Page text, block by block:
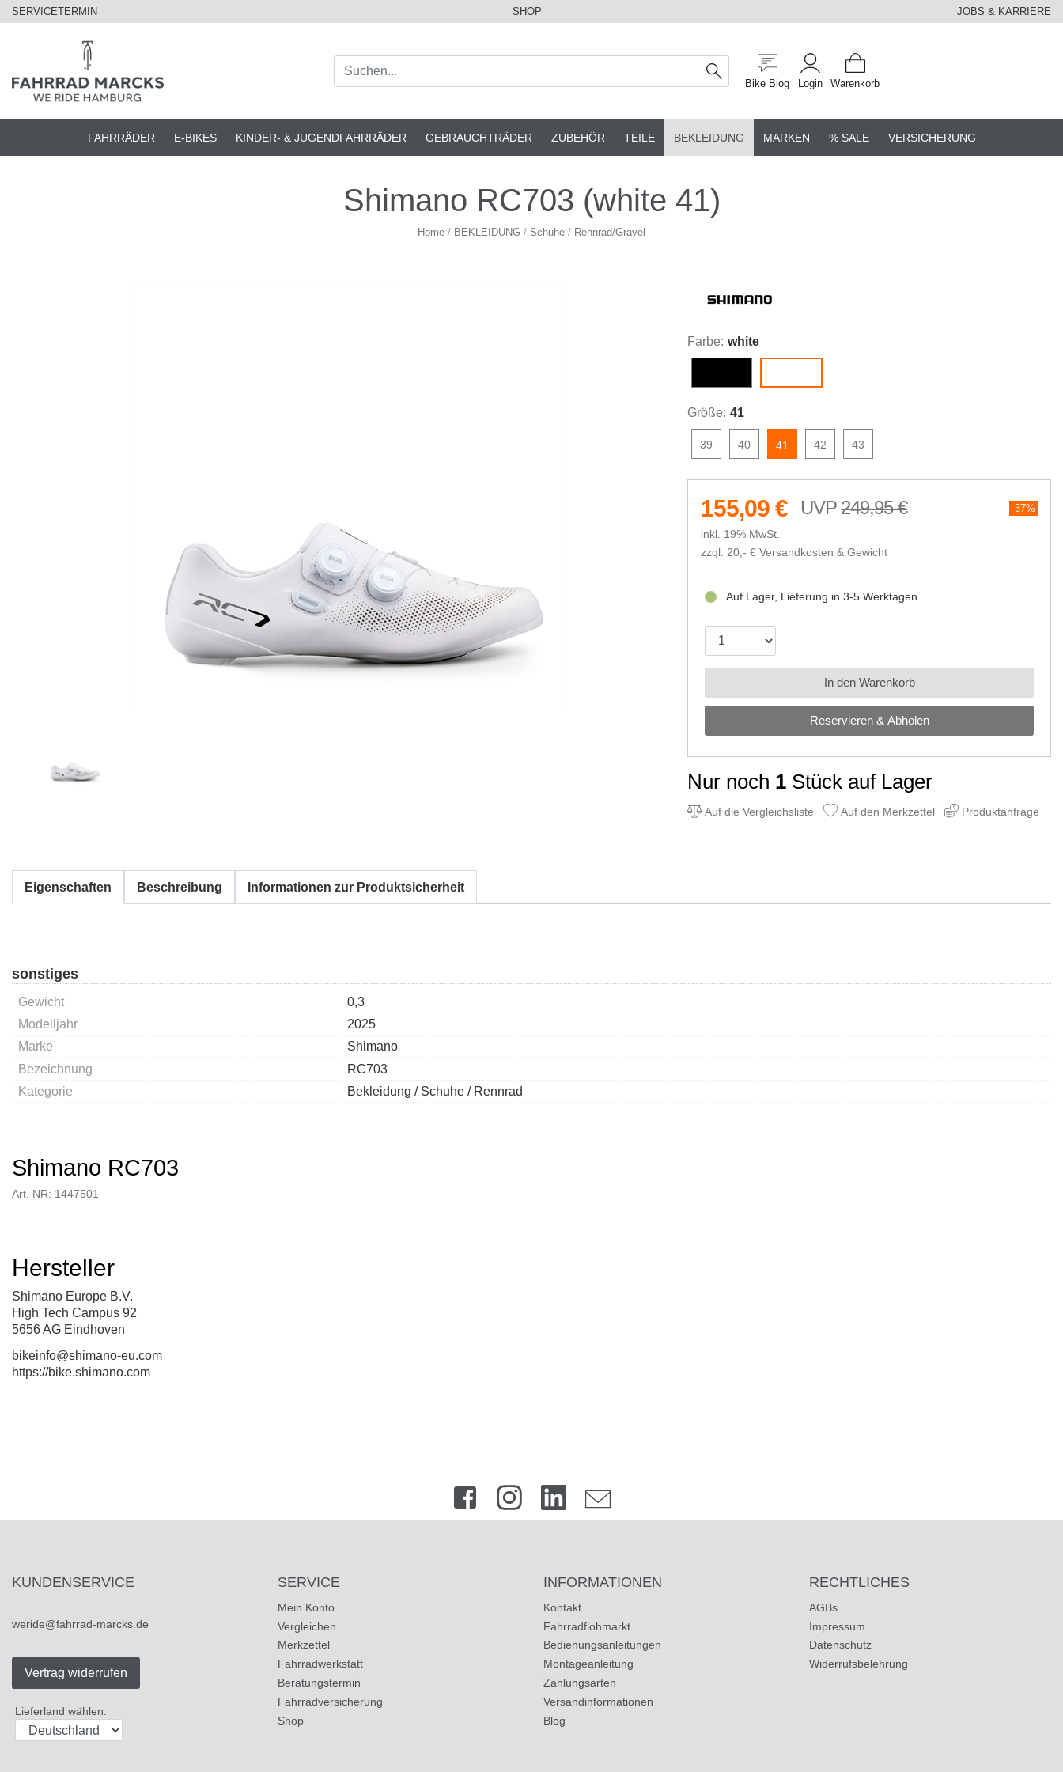
SERVICETERMIN SHOP JOBS & KARRIERE
Bike Blog Login Warenkorb
FAHRRÄDER E-BIKES KINDER- & JUGENDFAHRRÄDER GEBRAUCHTRÄDER ZUBEHÖR TEILE BEKLEIDUNG MARKEN % SALE VERSICHERUNG
Shimano RC703 (white 41)
Home / BEKLEIDUNG / Schuhe / Rennrad/Gravel
Farbe: white
Größe: 41
39 40 41 42 43
249,95 € 37%
155,09 €
inkl. 19% MwSt.
zzgl. 20,- € Versandkosten & Gewicht
Reservieren & Abholen
Auf Lager, Lieferung in 3-5 Werktagen
In den Warenkorb
Nur noch 1 Stück auf Lager
Auf die Vergleichsliste Auf den Merkzettel Produktanfrage
Eigenschaften Beschreibung Informationen zur Produktsicherheit
sonstiges
Gewicht
0,3
Modelljahr
2025
Marke
Shimano
Bezeichnung
RC703
Kategorie
Bekleidung / Schuhe / Rennrad
Shimano RC703
Art. NR: 1447501
Hersteller
Shimano Europe B.V.
High Tech Campus 92
5656 AG Eindhoven
bikeinfo@shimano-eu.com
https://bike.shimano.com
KUNDENSERVICE
weride@fahrrad-marcks.de
Vertrag widerrufen
Lieferland wählen:
SERVICE
Mein Konto
Vergleichen
Merkzettel
Fahrradwerkstatt
Beratungstermin
Fahrradversicherung
Shop
INFORMATIONEN
Kontakt
Fahrradflohmarkt
Bedienungsanleitungen
Montageanleitung
Zahlungsarten
Versandinformationen
Blog
RECHTLICHES
AGBs
Impressum
Datenschutz
Widerrufsbelehrung